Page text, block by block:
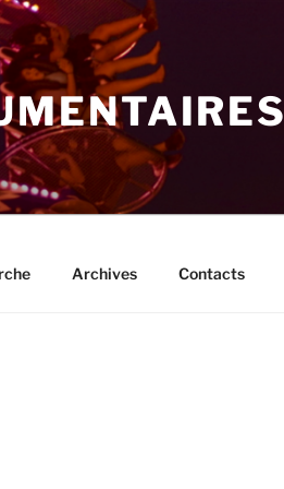
Archives Contacts